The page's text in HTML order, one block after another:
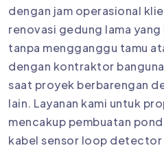
dengan jam operasional
renovasi gedung lama
tanpa mengganggu tamu
dengan kontraktor
saat proyek berbarengan
lain. Layanan kami untuk
mencakup pembuatan
kabel sensor loop detector